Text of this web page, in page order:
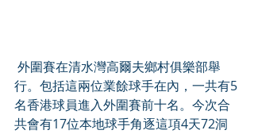
行。包括這兩位業餘球手在內，一共有5
名香港球員進入外圍賽前十名。今次合
共會有17位本地球手角逐這項4天72洞